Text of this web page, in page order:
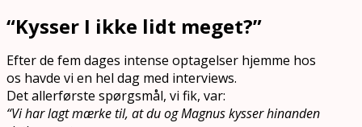
“Kysser I ikke lidt meget?”
Efter de fem dages intense optagelser hjemme hos
os havde vi en hel dag med interviews.
Det allerførste spørgsmål, vi fik, var:
“Vi har lagt mærke til, at du og Magnus kysser hinanden